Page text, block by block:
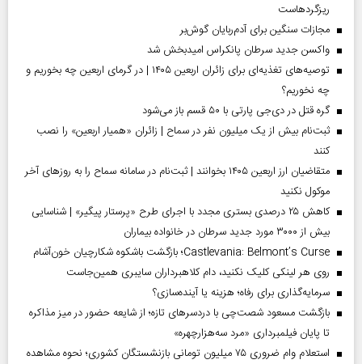
ریزگردهاست
مجازات سنگین برای آدم‌ربایان گوش‌بر
واکسن جدید سرطان پانکراس امیدبخش شد
توصیه‌های تغذیه‌ای برای زائران اربعین ۱۴۰۵ | در گرمای اربعین چه بخوریم و
چه نخوریم؟
گره قتل در دی‌جی پارتی با ۵۰ قسم باز می‌شود
ثبت‌نام بیش از یک میلیون نفر در سماح | زائران «همیار اربعین» را نصب
کنند
متقاضیان ارز اربعین ۱۴۰۵ بخوانند | ثبت‌نام در سامانه سماح را به روز‌های آخر
موکول نکنید
کاهش ۲۵ درصدی بستری مجدد با اجرای طرح «پرستار پیگیر» | شناسایی
بیش از ۳۰۰۰ مورد جدید سرطان در خانواده بیماران
Castlevania: Belmont’s Curse؛ بازگشت باشکوه شکارچیان خون‌آشام
روی هر لینکی کلیک نکنید، دام کلاهبرداران سایبری همین‌جاست
سرمایه‌گذاری برای رفاه؛ هزینه یا آینده‌سازی؟
بازگشت مسعود شصت‌چی با دردسر‌های تازه؛ از شایعه حضور در میز مذاکره
تا پایان فیلمبرداری «مرد سه‌هزارچهره»
استعلام وام ضروری ۷۵ میلیون تومانی بازنشستگان کشوری؛ نحوه مشاهده